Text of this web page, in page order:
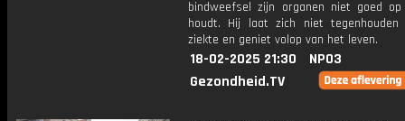
bindweefsel zijn organen niet goed
houdt. Hij laat zich niet
ziekte en geniet volop van het leven.
18-02-2025 21:30
NPO3
Gezondheid.TV